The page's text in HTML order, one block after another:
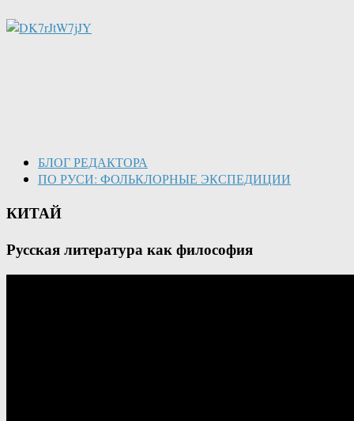
БЛОГ РЕДАКТОРА
ПО РУСИ: ФОЛЬКЛОРНЫЕ ЭКСПЕДИЦИИ
КИТАЙ
Русская литература как философия